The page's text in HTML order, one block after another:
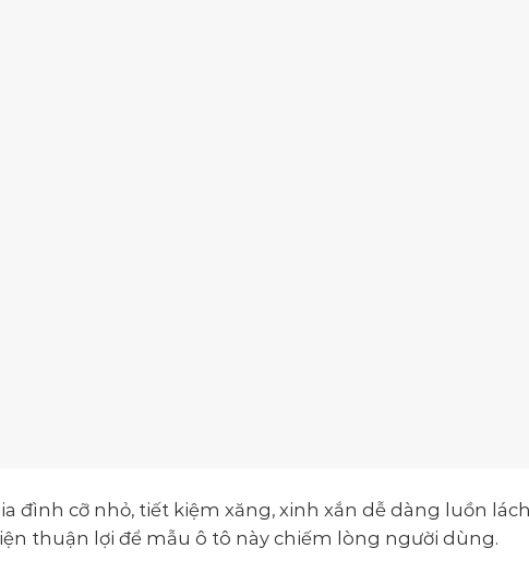
đình cỡ nhỏ, tiết kiệm xăng, xinh xắn dễ dàng luồn
thuận lợi để mẫu ô tô này chiếm lòng người dùng.